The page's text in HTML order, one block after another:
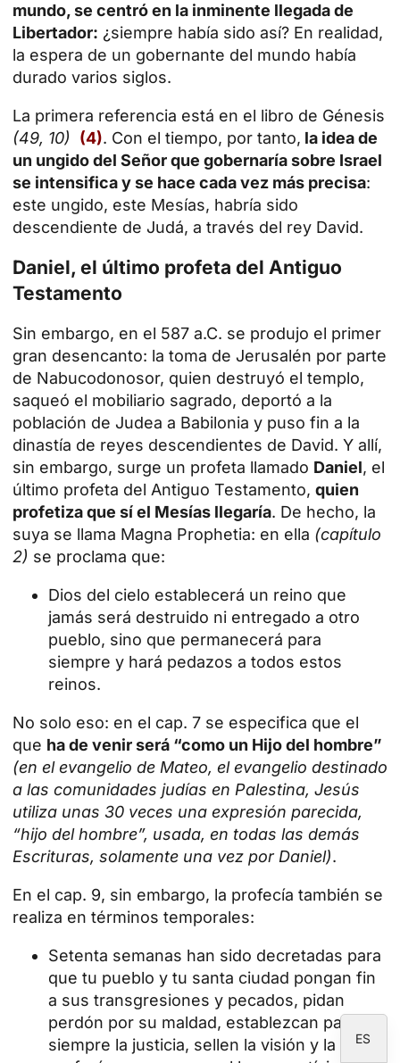
mundo, se centró en la inminente llegada de
Libertador: ¿siempre había sido así? En realidad,
la espera de un gobernante del mundo había
durado varios siglos.
La primera referencia está en el libro de Génesis
(49, 10)
(4). Con el tiempo, por tanto, la idea de
un ungido del Señor que gobernaría sobre Israel
se intensifica y se hace cada vez más precisa:
este ungido, este Mesías, habría sido
descendiente de Judá, a través del rey David.
Daniel, el último profeta del Antiguo
Testamento
Sin embargo, en el 587 a.C. se produjo el primer
gran desencanto: la toma de Jerusalén por parte
de Nabucodonosor, quien destruyó el templo,
saqueó el mobiliario sagrado, deportó a la
población de Judea a Babilonia y puso fin a la
dinastía de reyes descendientes de David. Y allí,
sin embargo, surge un profeta llamado Daniel, el
último profeta del Antiguo Testamento, quien
profetiza que sí el Mesías llegaría. De hecho, la
suya se llama Magna Prophetia: en ella (capítulo
2) se proclama que:
Dios del cielo establecerá un reino que
jamás será destruido ni entregado a otro
pueblo, sino que permanecerá para
siempre y hará pedazos a todos estos
reinos.
No solo eso: en el cap. 7 se especifica que el
que ha de venir será “como un Hijo del hombre”
(en el evangelio de Mateo, el evangelio destinado
a las comunidades judías en Palestina, Jesús
utiliza unas 30 veces una expresión parecida,
“hijo del hombre”, usada, en todas las demás
Escrituras, solamente una vez por Daniel).
En el cap. 9, sin embargo, la profecía también se
realiza en términos temporales:
Setenta semanas han sido decretadas para
que tu pueblo y tu santa ciudad pongan fin
a sus transgresiones y pecados, pidan
perdón por su maldad, establezcan para
siempre la justicia, sellen la visión y la
ES
IT
FR
PT
PL
JA
ID